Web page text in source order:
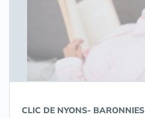
CLIC DE NYONS- BARONNIES